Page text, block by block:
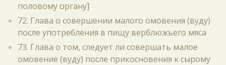
половому органу]
72. Глава о совершении малого омовения (вуду)
после употребления в пищу верблюжьего мяса
73. Глава о том, следует ли совершать малое
омовение (вуду) после прикосновения к сырому